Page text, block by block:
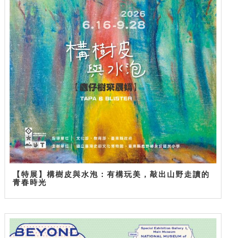
【特展】構樹皮與水泡：有構玩美，敲出山野走讀的
青春時光